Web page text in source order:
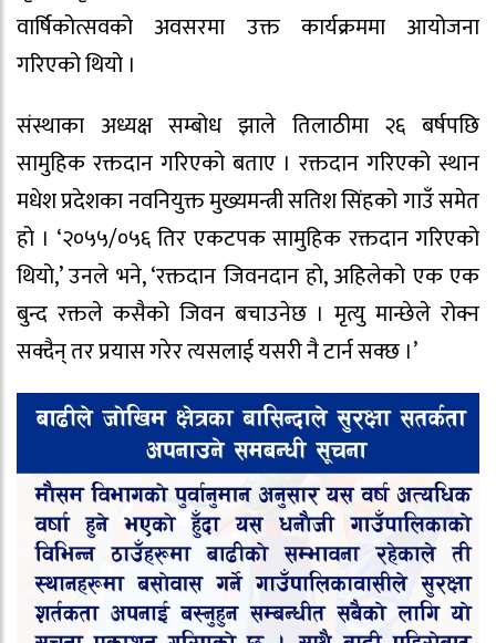
वार्षिकोत्सवको अवसरमा उक्त कार्यक्रममा आयोजना
गरिएको थियो ।‌
संस्थाका अध्यक्ष सम्बोध झाले तिलाठीमा २६ बर्षपछि
सामुहिक रक्तदान गरिएको बताए । रक्तदान गरिएको स्थान
मधेश प्रदेशका नवनियुक्त मुख्यमन्त्री सतिश सिंहको गाउँ समेत
हो । ‘२०५५/०५६ तिर एकटपक सामुहिक रक्तदान गरिएको
थियो,’ उनले भने, ‘रक्तदान जिवनदान हो, अहिलेको एक एक
बुन्द रक्तले कसैको जिवन बचाउनेछ । मृत्यु मान्छेले रोक्न
सक्दैन् तर प्रयास गरेर त्यसलाई यसरी नै टार्न सक्छ ।’